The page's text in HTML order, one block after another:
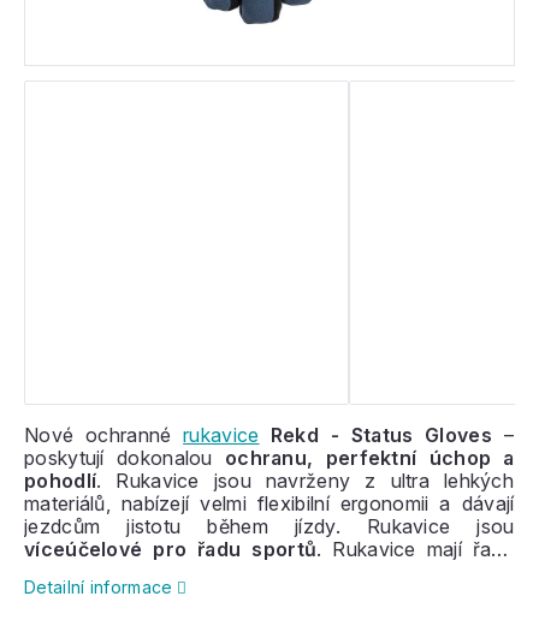
Nové ochrannérukavice Rekd - Status Gloves –
poskytují dokonalou ochranu, perfektní úchop a
pohodlí. Rukavice jsou navrženy z ultra lehkých
materiálů, nabízejí velmi flexibilní ergonomii a dávají
jezdcům jistotu během jízdy. Rukavice jsou
víceúčelové pro řadu sportů. Rukavice mají řadu
udržují ruce v suchu
Detailní informace